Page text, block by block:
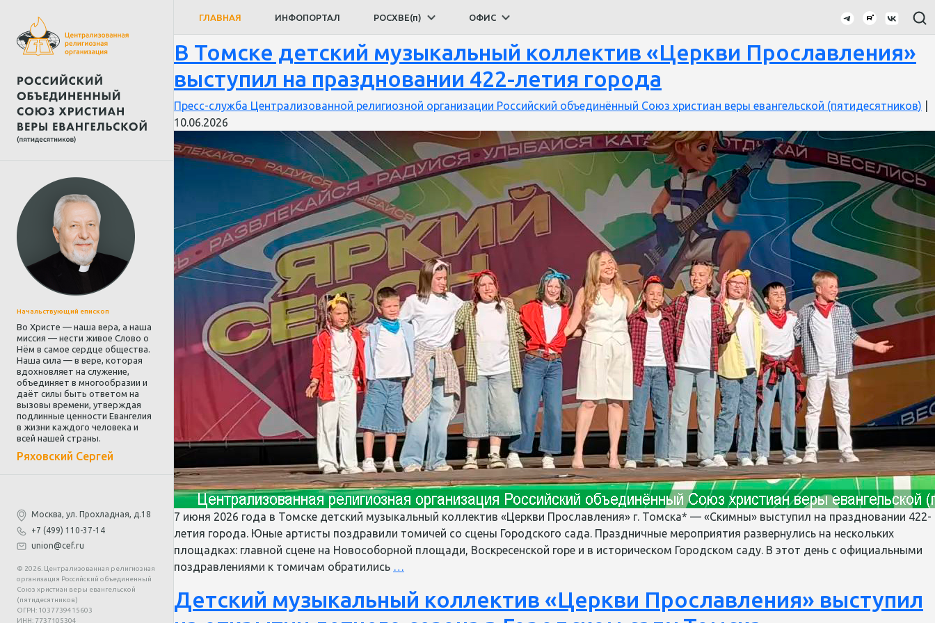
Начальствующий епископ
Во Христе — наша вера, а наша
миссия — нести живое Слово о
Нём в самое сердце общества.
Наша сила — в вере, которая
вдохновляет на служение,
объединяет в многообразии и
даёт силы быть ответом на
вызовы времени, утверждая
подлинные ценности Евангелия
в жизни каждого человека и
всей нашей страны.
Ряховский Сергей
Москва, ул. Прохладная, д.18
+7 (499) 110-37-14
union@cef.ru
© 2026. Централизованная религиозная
организация Российский объединенный
Союз христиан веры евангельской
(пятидесятников)
ОГРН: 1037739415603
ИНН: 7737105304
ГЛАВНАЯ ИНФОПОРТАЛ РОСХВЕ(п) ОФИС
творчество
В Томске детский музыкальный коллектив «Церкви Прославления»
выступил на праздновании 422-летия города
Пресс-служба Централизованной религиозной организации Российский объединённый Союз христиан веры евангельской (пятидесятников)
10.06.2026
7 июня 2026 года в Томске детский музыкальный коллектив «Церкви Прославления» г. Томска* — «Скимны» выступил на праздновании 422-
летия города. Юные артисты поздравили томичей со сцены Городского сада. Праздничные мероприятия развернулись на нескольких
площадках: главной сцене на Новособорной площади, Воскресенской горе и в историческом Городском саду. В этот день с официальными
поздравлениями к томичам обратились …
детский
Детский музыкальный коллектив «Церкви Прославления» выступил